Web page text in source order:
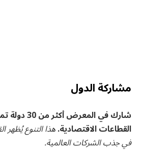
مشاركة الدول
شارك في
القطاعات الاقتصادية.هذا التنوع يُظهر
في جذب الشركات العالمية.